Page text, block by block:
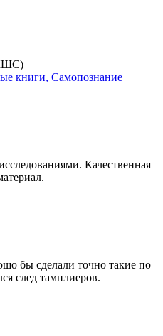
книги, Самопознание
Качественная
бы сделали точно такие по
след тамплиеров.